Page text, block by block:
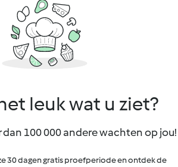
leuk wat u ziet?
100 000 andere wachten op jou!
30 dagen gratis proefperiode en ontdek de